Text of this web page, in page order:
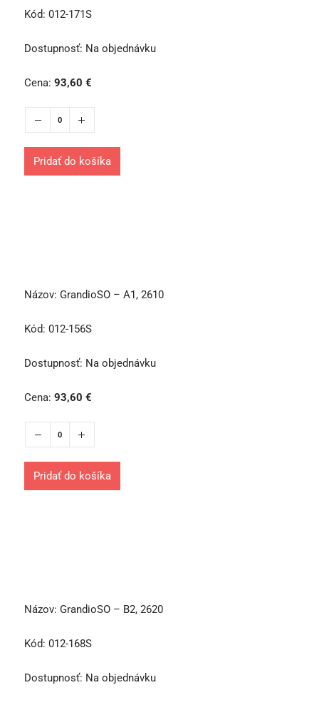
Kód: 012-171S
Dostupnosť: Na objednávku
Cena: 93,60 €
Pridať do košíka
Názov: GrandioSO – A1, 2610
Kód: 012-156S
Dostupnosť: Na objednávku
Cena: 93,60 €
Pridať do košíka
Názov: GrandioSO – B2, 2620
Kód: 012-168S
Dostupnosť: Na objednávku